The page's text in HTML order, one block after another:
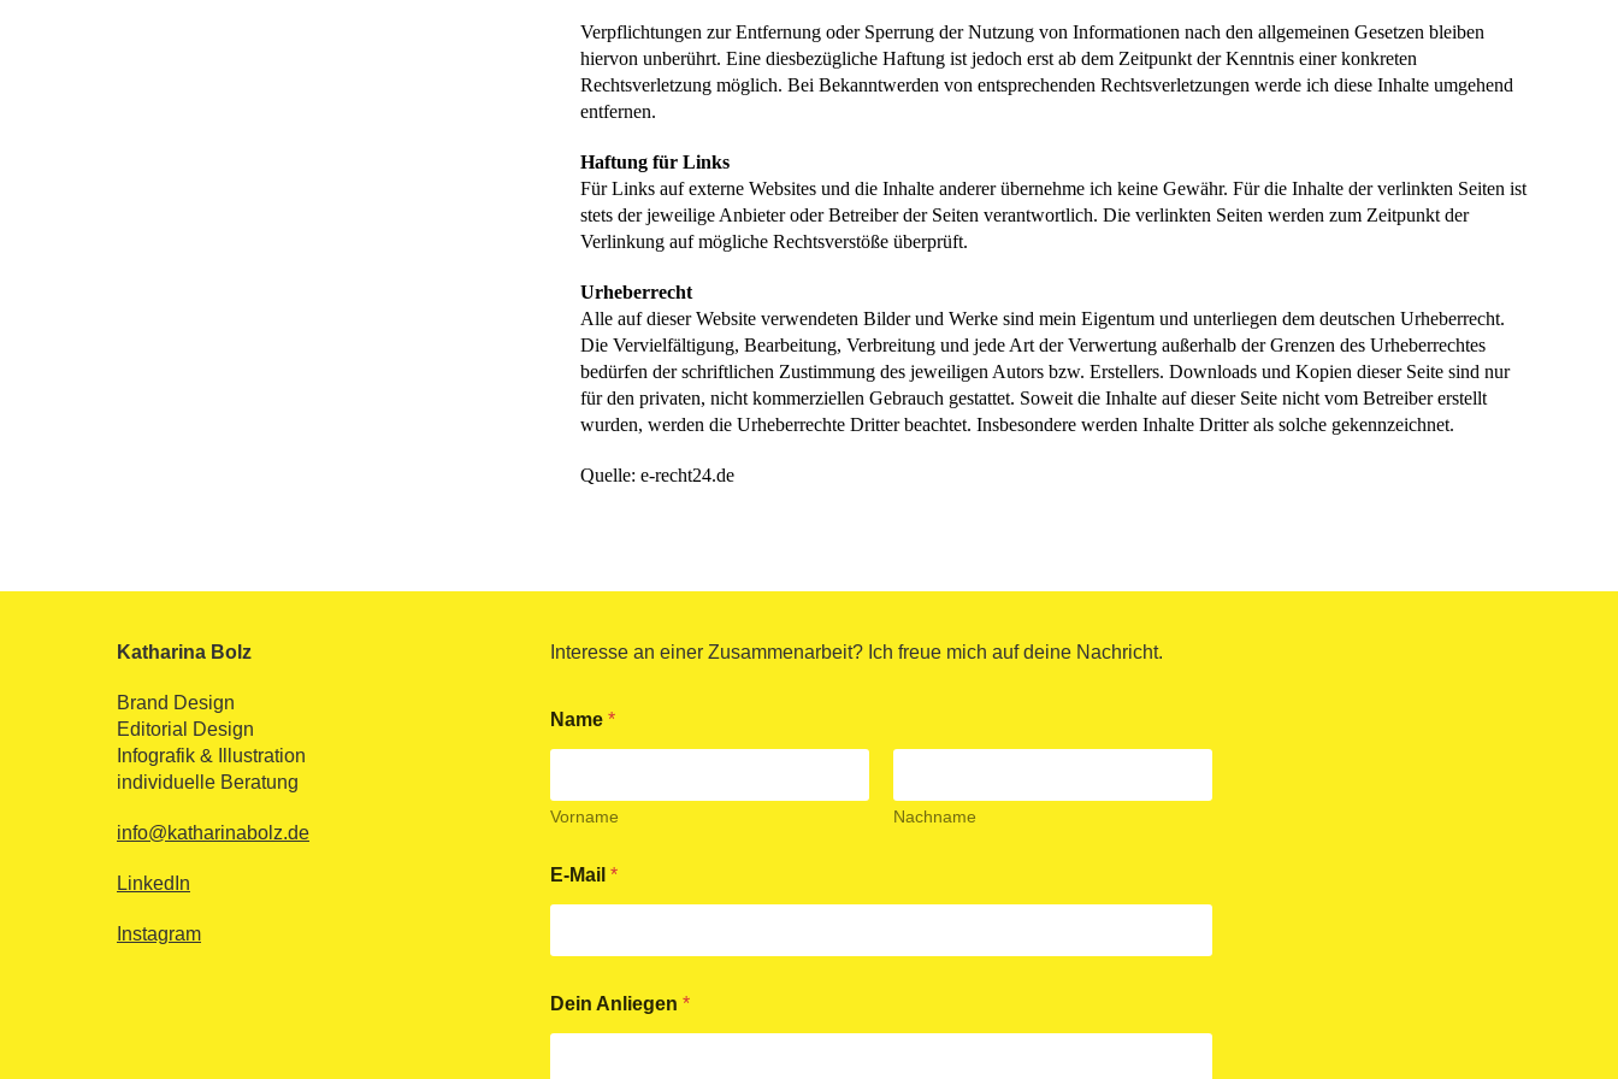
Verpflichtungen zur Entfernung oder Sperrung der Nutzung von Informationen nach den allgemeinen Gesetzen bleiben
hiervon unberührt. Eine diesbezügliche Haftung ist jedoch erst ab dem Zeitpunkt der Kenntnis einer konkreten
Rechtsverletzung möglich. Bei Bekanntwerden von entsprechenden Rechtsverletzungen werde ich diese Inhalte umgehend
entfernen.
Haftung für Links
Für Links auf externe Websites und die Inhalte anderer übernehme ich keine Gewähr. Für die Inhalte der verlinkten Seiten ist
stets der jeweilige Anbieter oder Betreiber der Seiten verantwortlich. Die verlinkten Seiten werden zum Zeitpunkt der
Verlinkung auf mögliche Rechtsverstöße überprüft.
Urheberrecht
Alle auf dieser Website verwendeten Bilder und Werke sind mein Eigentum und unterliegen dem deutschen Urheberrecht.
Die Vervielfältigung, Bearbeitung, Verbreitung und jede Art der Verwertung außerhalb der Grenzen des Urheberrechtes
bedürfen der schriftlichen Zustimmung des jeweiligen Autors bzw. Erstellers. Downloads und Kopien dieser Seite sind nur
für den privaten, nicht kommerziellen Gebrauch gestattet. Soweit die Inhalte auf dieser Seite nicht vom Betreiber erstellt
wurden, werden die Urheberrechte Dritter beachtet. Insbesondere werden Inhalte Dritter als solche gekennzeichnet.
Quelle: e-recht24.de
Katharina Bolz
Brand Design
Editorial Design
Infografik & Illustration
individuelle Beratung
info@katharinabolz.de
LinkedIn
Instagram
Interesse an einer Zusammenarbeit? Ich freue mich auf deine Nachricht.
Name *
Vorname Nachname
E-Mail *
S
G
Dein Anliegen *